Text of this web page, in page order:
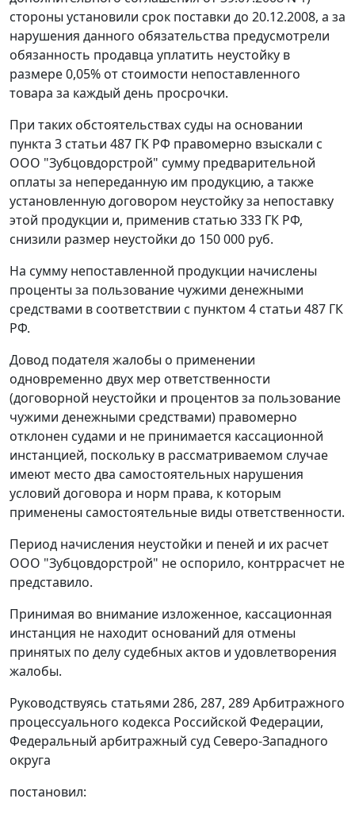
стороны установили срок поставки до 20.12.2008, а за
нарушения данного обязательства предусмотрели
обязанность продавца уплатить неустойку в
размере 0,05% от стоимости непоставленного
товара за каждый день просрочки.
При таких обстоятельствах суды на основании
пункта 3 статьи 487 ГК РФ правомерно взыскали с
ООО "Зубцовдорстрой" сумму предварительной
оплаты за непереданную им продукцию, а также
установленную договором неустойку за непоставку
этой продукции и, применив статью 333 ГК РФ,
снизили размер неустойки до 150 000 руб.
На сумму непоставленной продукции начислены
проценты за пользование чужими денежными
средствами в соответствии с пунктом 4 статьи 487 ГК
РФ.
Довод подателя жалобы о применении
одновременно двух мер ответственности
(договорной неустойки и процентов за пользование
чужими денежными средствами) правомерно
отклонен судами и не принимается кассационной
инстанцией, поскольку в рассматриваемом случае
имеют место два самостоятельных нарушения
условий договора и норм права, к которым
применены самостоятельные виды ответственности.
Период начисления неустойки и пеней и их расчет
ООО "Зубцовдорстрой" не оспорило, контррасчет не
представило.
Принимая во внимание изложенное, кассационная
инстанция не находит оснований для отмены
принятых по делу судебных актов и удовлетворения
жалобы.
Руководствуясь статьями 286, 287, 289Арбитражного
процессуального кодекса Российской Федерации,
Федеральный арбитражный суд Северо-Западного
округа
постановил: